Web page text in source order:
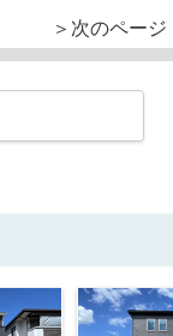
＞次のページ